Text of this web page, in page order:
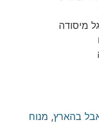
מיסודה
בהארץ, מנוח